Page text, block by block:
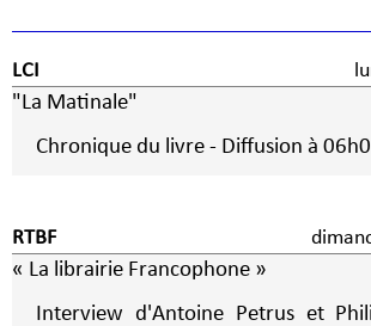
LCI
"La Matinale"
Chronique du livre - Diffusion à
RTBF
« La librairie Francophone »
Interview d'Antoine Petrus et